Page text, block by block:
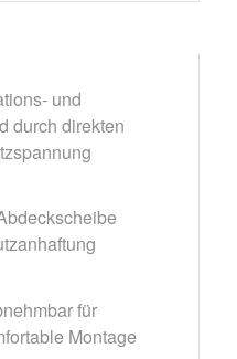
und
durch direkten
für
Montage